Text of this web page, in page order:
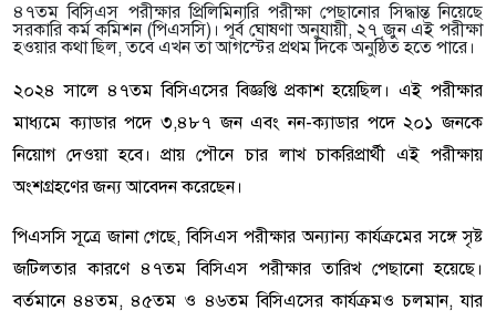
৪৭তম বিসিএস পরীক্ষার প্রিলিমিনারি পরীক্ষা পেছানোর সিদ্ধান্ত নিয়েছে
সরকারি কর্ম কমিশন (পিএসসি)। পূর্ব ঘোষণা অনুযায়ী, ২৭ জুন এই পরীক্ষা
হওয়ার কথা ছিল, তবে এখন তা আগস্টের প্রথম দিকে অনুষ্ঠিত হতে পারে।
২০২৪ সালে ৪৭তম বিসিএসের বিজ্ঞপ্তি প্রকাশ হয়েছিল। এই পরীক্ষার
মাধ্যমে ক্যাডার পদে ৩,৪৮৭ জন এবং নন-ক্যাডার পদে ২০১ জনকে
নিয়োগ দেওয়া হবে। প্রায় পৌনে চার লাখ চাকরিপ্রার্থী এই পরীক্ষায়
অংশগ্রহণের জন্য আবেদন করেছেন।
পিএসসি সূত্রে জানা গেছে, বিসিএস পরীক্ষার অন্যান্য কার্যক্রমের সঙ্গে সৃষ্ট
জটিলতার কারণে ৪৭তম বিসিএস পরীক্ষার তারিখ পেছানো হয়েছে।
বর্তমানে ৪৪তম, ৪৫তম ও ৪৬তম বিসিএসের কার্যক্রমও চলমান, যার